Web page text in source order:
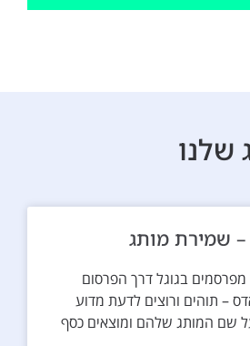
שלנו
– שמירת מותג
בגוגל דרך הפרסום
– תוהים ורוצים לדעת מדוע
שם המותג שלהם ומוצאים כסף